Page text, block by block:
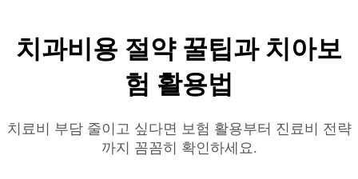
치과비용 절약 꿀팁과 치아보
험 활용법
치료비 부담 줄이고 싶다면 보험 활용부터 진료비 전략
까지 꼼꼼히 확인하세요.